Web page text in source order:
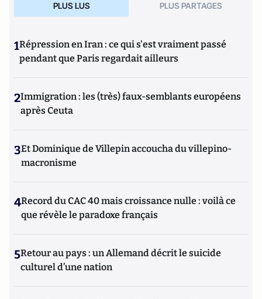
PLUS LUS PLUS PARTAGES
1Répression en Iran : ce qui s'est vraiment passé
pendant que Paris regardait ailleurs
2Immigration : les (très) faux-semblants européens
après Ceuta
3Et Dominique de Villepin accoucha du villepino-
macronisme
4Record du CAC 40 mais croissance nulle : voilà ce
que révèle le paradoxe français
5Retour au pays : un Allemand décrit le suicide
culturel d’une nation